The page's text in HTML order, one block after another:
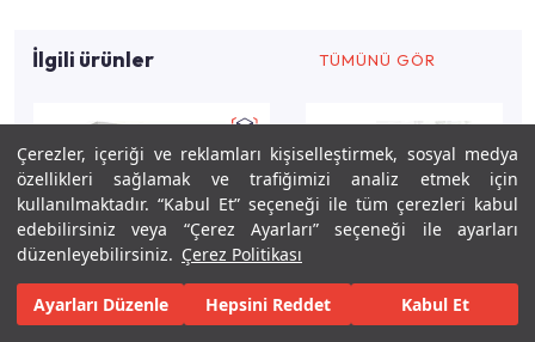
Çerezler, içeriği ve reklamları kişiselleştirmek, sosyal medya
özellikleri sağlamak ve trafiğimizi analiz etmek için
kullanılmaktadır. “Kabul Et” seçeneği ile tüm çerezleri kabul
edebilirsiniz veya “Çerez Ayarları” seçeneği ile ayarları
düzenleyebilirsiniz. Çerez Politikası
Ayarları Düzenle Hepsini Reddet Kabul Et
İlgili ürünler TÜMÜNÜ GÖR
Keşfet Tasarla Gerçekleştir